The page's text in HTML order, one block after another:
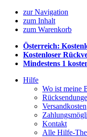
zur Navigation
zum Inhalt
zum Warenkorb
Österreich:
Kostenloser
Mindestens 1
Hilfe
Wo ist meine
Versandkosten
Kontakt
Alle Hilfe-